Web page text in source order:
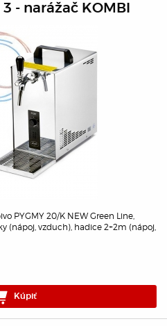
- narážač KOMBI
PYGMY 20/K NEW Green Line,
(nápoj, vzduch), hadice 2+2m (nápoj,
Kúpiť